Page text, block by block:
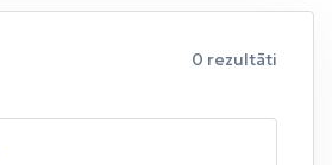
0 rezultāti